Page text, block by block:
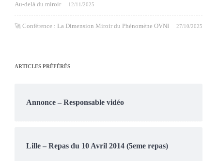
Au-delà du miroir
12/11/2025
🚀 Conférence : La Dimension Miroir du Phénomène OVNI 27/10/2025
ARTICLES PRÉFÉRÉS
Annonce – Responsable vidéo
Lille – Repas du 10 Avril 2014 (5eme repas)